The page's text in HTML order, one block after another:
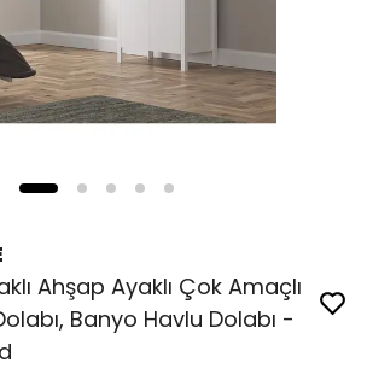
Ahşap Ayaklı Çok Amaçlı
Banyo Havlu Dolabı -